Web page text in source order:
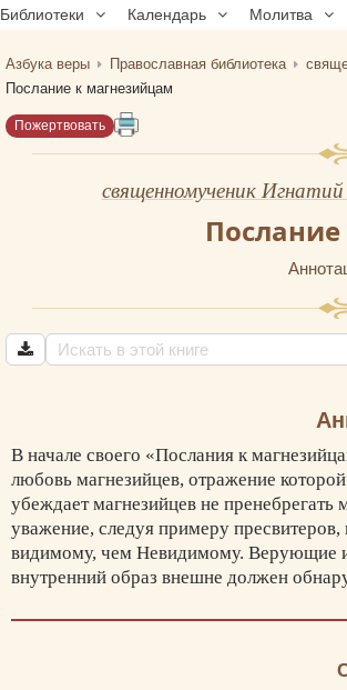
Библиотеки Календарь Молитва
Азбука веры Православная библиотека
Послание к магнезийцам
Пожертвовать
священномученик
В начале своего «Послания к
любовь магнезийцев, отражение
убеждает магнезийцев не пренебрегать
уважение, следуя примеру
видимому, чем Невидимому. Верующие
внутренний образ внешне должен
диаконам вверено служение Иисуса
заканчивается увещанием утвердиться в